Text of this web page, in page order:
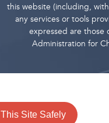
Site Safely
this website (including,
any services or tools
expressed are those
Administration for